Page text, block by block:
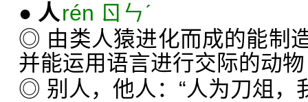
● 人rén ㄖㄣˊ
◎ 由类人猿进化而成的能制
并能运用语言进行交际的动
◎ 别人，他人：“人为刀俎，